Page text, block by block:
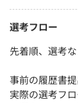
選考フロー
先着順、選考
事前の履歴書
実際の選考フ